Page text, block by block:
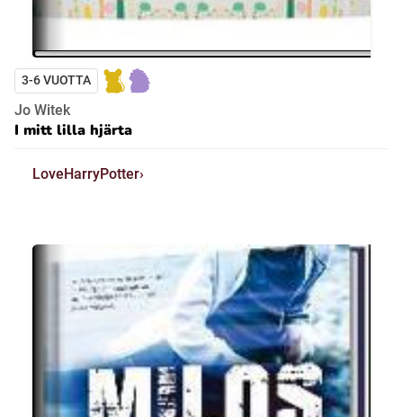
3-6 VUOTTA
Jo Witek
I mitt lilla hjärta
LoveHarryPotter